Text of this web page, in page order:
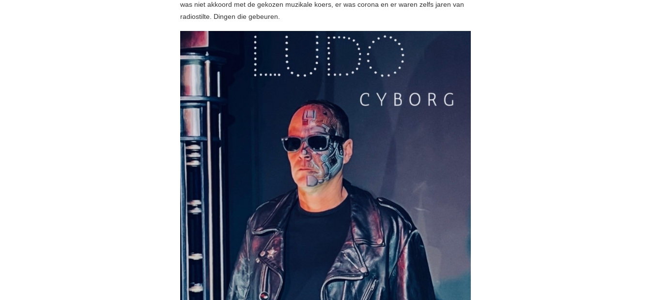
was niet akkoord met de gekozen muzikale koers, er was corona en er waren zelfs jaren van
radiostilte. Dingen die gebeuren.